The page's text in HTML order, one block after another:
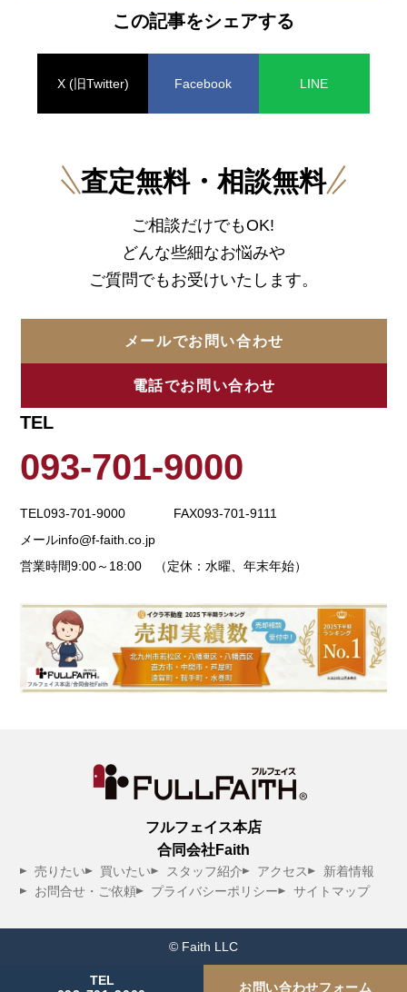
お問い合わせフォーム
TEL
この記事をシェアする
X (旧Twitter) Facebook LINE
査定無料・相談無料
ご相談だけでもOK!
どんな些細なお悩みや
ご質問でもお受けいたします。
メールでお問い合わせ
電話でお問い合わせ
TEL
093-701-9000
TEL093-701-9000 FAX093-701-9111
メールinfo@f-faith.co.jp
営業時間9:00～18:00 （定休：水曜、年末年始）
フルフェイス本店
合同会社Faith
売りたい 買いたい スタッフ紹介 アクセス
新着情報
お問合せ・ご依頼
プライバシーポリシー サイトマップ
© Faith LLC